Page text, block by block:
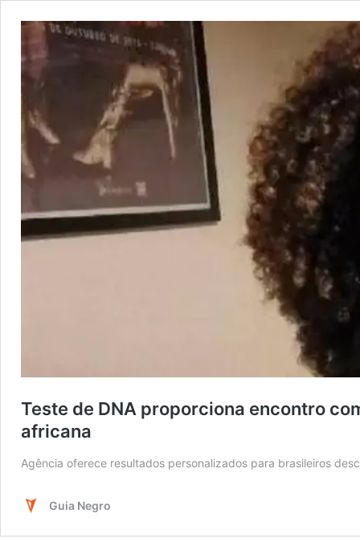
Teste de DNA proporciona encontro
africana
Agência oferece resultados personalizados para brasileiros
Guia Negro